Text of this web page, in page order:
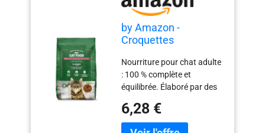
by Amazon -
Croquettes
adultes au saumon,
thon et légumes, 1 lot
de 3kg
Nourriture pour chat adulte
: 100 % complète et
équilibrée. Élaboré par des
en collaboration avec des
vétérinaires Prébiotiques
6,28 €